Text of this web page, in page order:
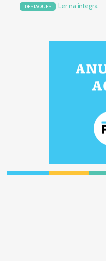
DESTAQUES Ler na íntegra